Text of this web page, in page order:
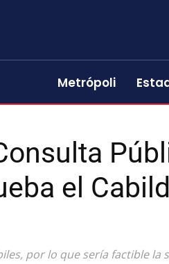
Metrópoli
el
por lo que sería factible la